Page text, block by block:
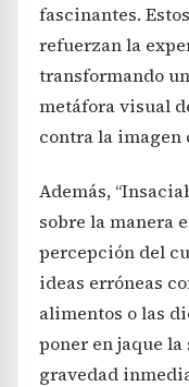
fascinantes.
refuerzan la
transformando
metáfora visual
contra la imagen
Además,
sobre la manera
percepción del
ideas erróneas
alimentos o las
poner en jaque
gravedad